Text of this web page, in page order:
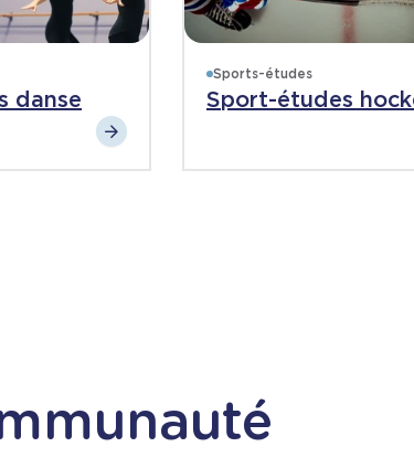
danse
Sports-études
Sport-études